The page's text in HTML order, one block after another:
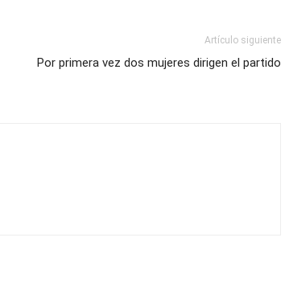
Artículo siguiente
Por primera vez dos mujeres dirigen el partido